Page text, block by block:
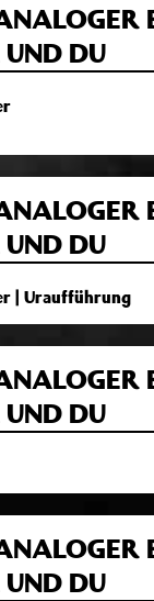
DU
DU
| Uraufführung
DU
DU